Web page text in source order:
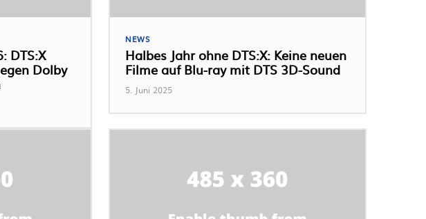
DTS:X
Dolby
NEWS
Halbes Jahr ohne DTS:X: Keine neuen
Filme auf Blu-ray mit DTS 3D-Sound
5. Juni 2025